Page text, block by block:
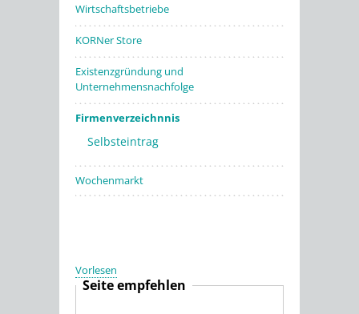
Wirtschaftsbetriebe
KORNer Store
Existenzgründung und
Unternehmensnachfolge
Firmenverzeichnnis
Selbsteintrag
Wochenmarkt
Vorlesen
Seite empfehlen